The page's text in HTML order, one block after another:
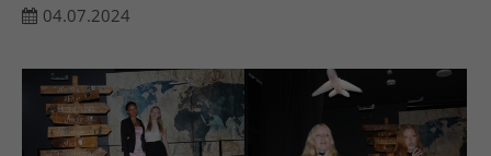
+44 1234 567 890
Drop us a line
info@yourdomain.com
04.07.2024